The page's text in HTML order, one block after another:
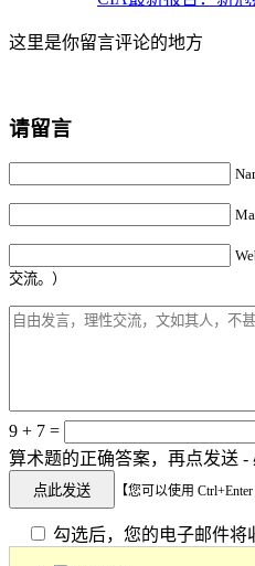
这里是你留言评论的地方
请留言
交流。）
9 + 7 =
算术题的正确答案，再点发送 -
【您可以使用
勾选后，您的电子邮件将